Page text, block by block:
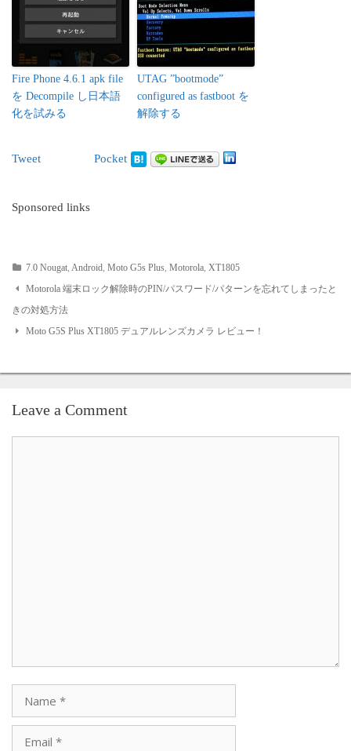
Fire Phone 4.6.1 apk file
を Decompile し日本語
化を試みる
UTAG ”bootmode”
configured as fastboot を
解除する
Tweet Pocket
Sponsored links
7.0 Nougat, Android, Moto G5s Plus, Motorola, XT1805
Post
navigation
Motorola 端末ロック解除時のPIN/パスワード/パターンを忘れてしまったと
きの対処方法
Moto G5S Plus XT1805 デュアルレンズカメラ レビュー！
Leave a Comment